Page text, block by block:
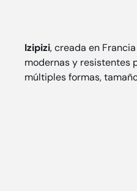
Izipizi, creada en
modernas y resistentes
múltiples formas,